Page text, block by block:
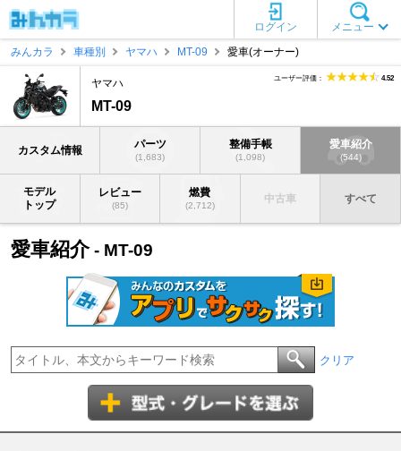
メニュー
ログイン
みんカラ
車種別 ヤマハ MT-09 愛車(オーナー)
ヤマハ
MT-09
ユーザー評価： 4.52
カスタム情報 パーツ
(1,683)
整備手帳
(1,098)
愛車紹介
(544)
モデル
トップ
レビュー
(85)
燃費
(2,712)
中古車 すべて
愛車紹介- MT-09
クリア